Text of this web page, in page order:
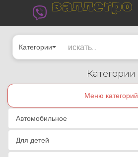
валлегро
Категории
Категории
Меню категорий
Автомобильное
Для детей